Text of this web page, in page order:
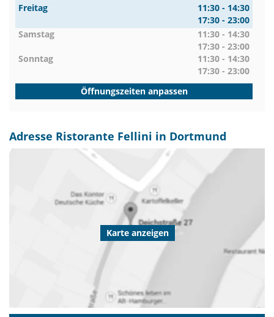
Freitag
11:30 - 14:30
17:30 - 23:00
Samstag
11:30 - 14:30
17:30 - 23:00
Sonntag
11:30 - 14:30
17:30 - 23:00
Öffnungszeiten anpassen
Adresse Ristorante Fellini in Dortmund
Karte anzeigen